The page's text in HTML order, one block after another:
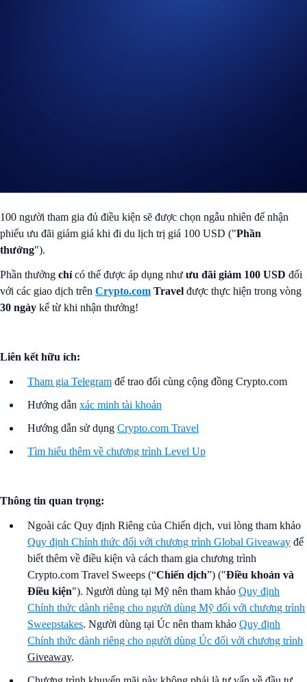
100 người tham gia đủ điều kiện sẽ được chọn ngẫu nhiên để nhận
phiếu ưu đãi giảm giá khi đi du lịch trị giá 100 USD ("Phần
thưởng").
Phần thưởng chỉ có thể được áp dụng như ưu đãi giảm 100 USD đối
với các giao dịch trên Crypto.com Travel được thực hiện trong vòng
30 ngày kể từ khi nhận thưởng!
Liên kết hữu ích:
Tham gia Telegram để trao đổi cùng cộng đồng Crypto.com
Hướng dẫn xác minh tài khoản
Hướng dẫn sử dụng Crypto.com Travel
Tìm hiểu thêm về chương trình Level Up
Thông tin quan trọng:
Ngoài các Quy định Riêng của Chiến dịch, vui lòng tham khảo
Quy định Chính thức đối với chương trình Global Giveaway để
biết thêm về điều kiện và cách tham gia chương trình
Crypto.com Travel Sweeps (“Chiến dịch”) ("Điều khoản và
Điều kiện"). Người dùng tại Mỹ nên tham khảo Quy định
Chính thức dành riêng cho người dùng Mỹ đối với chương trình
Sweepstakes. Người dùng tại Úc nên tham khảo Quy định
Chính thức dành riêng cho người dùng Úc đối với chương trình
Giveaway.